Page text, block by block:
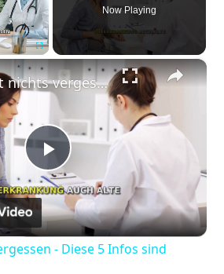
Now Playing
×
Play
Video
Beim Arzt nichts vergessen - Diese 5 Infos sind entscheidend!
- Diese 5 Infos sind